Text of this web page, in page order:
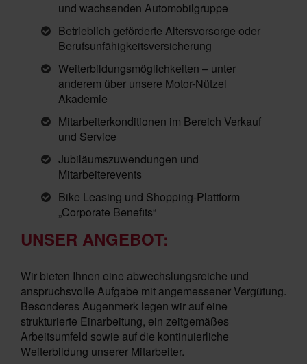
und wachsenden Automobilgruppe
Betrieblich geförderte Altersvorsorge oder
Berufsunfähigkeitsversicherung
Weiterbildungsmöglichkeiten – unter
anderem über unsere Motor-Nützel
Akademie
Mitarbeiterkonditionen im Bereich Verkauf
und Service
Jubiläumszuwendungen und
Mitarbeiterevents
Bike Leasing und Shopping-Plattform
„Corporate Benefits“
UNSER ANGEBOT:
Wir bieten Ihnen eine abwechslungsreiche und
anspruchsvolle Aufgabe mit angemessener Vergütung.
Besonderes Augenmerk legen wir auf eine
strukturierte Einarbeitung, ein zeitgemäßes
Arbeitsumfeld sowie auf die kontinuierliche
Weiterbildung unserer Mitarbeiter.